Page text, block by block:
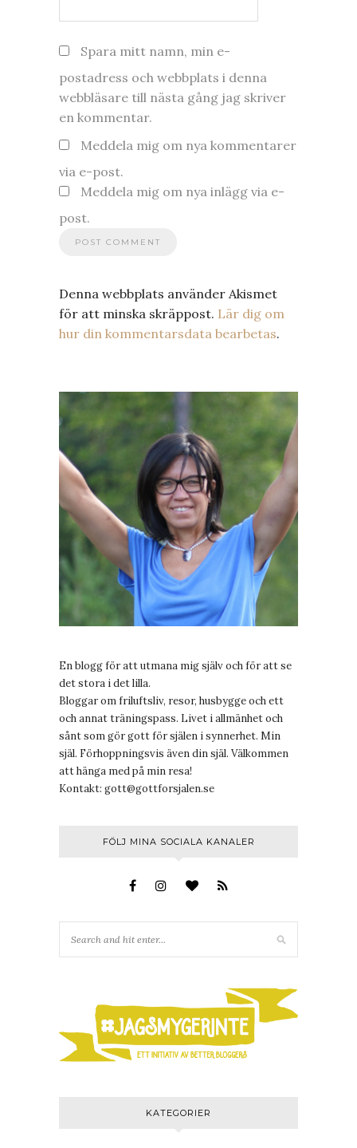
Spara mitt namn, min e-
postadress och webbplats i denna
webbläsare till nästa gång jag skriver
en kommentar.
Meddela mig om nya kommentarer
via e-post.
Meddela mig om nya inlägg via e-
post.
Denna webbplats använder Akismet
för att minska skräppost. Lär dig om
hur din kommentarsdata bearbetas.
En blogg för att utmana mig själv och för att se
det stora i det lilla.
Bloggar om friluftsliv, resor, husbygge och ett
och annat träningspass. Livet i allmänhet och
sånt som gör gott för själen i synnerhet. Min
själ. Förhoppningsvis även din själ. Välkommen
att hänga med på min resa!
Kontakt: gott@gottforsjalen.se
FÖLJ MINA SOCIALA KANALER
KATEGORIER